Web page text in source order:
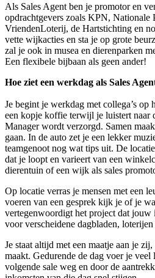
Als Sales Agent ben je promotor en
opdrachtgevers zoals KPN, Nationale
VriendenLoterij, de Hartstichting en
vette wijkacties en sta je op grote
zal je ook in musea en dierenparken
Een flexibele bijbaan als geen ander!
Hoe ziet een werkdag als Sales
Je begint je werkdag met collega’s op
een kopje koffie terwijl je luistert naar
Manager wordt verzorgd. Samen
gaan. In de auto zet je een lekker
teamgenoot nog wat tips uit. De
dat je loopt en varieert van een
dierentuin of een wijk als sales
Op locatie verras je mensen met een
voeren van een gesprek kijk je of je
vertegenwoordigt het project dat jouw
voor verscheidene dagbladen,
Je staat altijd met een maatje aan je
maakt. Gedurende de dag voer je
volgende sale weg en door de